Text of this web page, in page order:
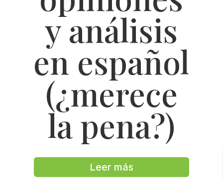
y análisis
en español
(¿merece
la pena?)
Leer más